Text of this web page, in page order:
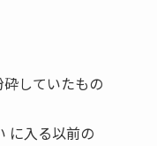
していたもの
に入る以前の